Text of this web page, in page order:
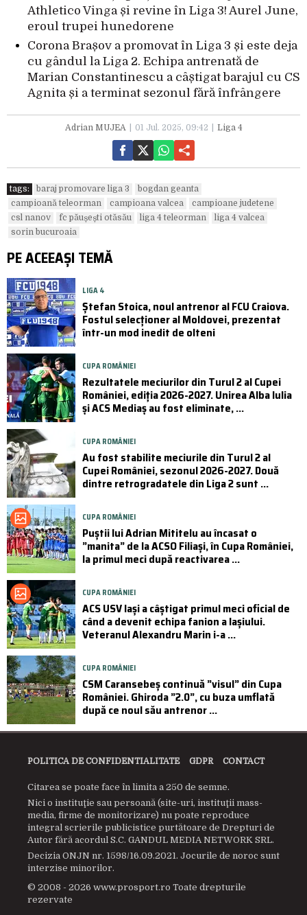
Athletico Vinga și revine în Liga 3! Aurel June,
eroul trupei hunedorene
Corona Brașov a promovat în Liga 3 și este deja
cu gândul la Liga 2. Echipa antrenată de
Marian Constantinescu a câștigat barajul cu CS
Agnita și a terminat sezonul fără înfrângere
Adrian MUJEA 01 Jul. 2025, 09:42 Liga 4
tags: baraj promovare liga 3
bogdan geanta
campioană teleorman
campioana valcea
campioane judetene
csl nanov
fc păușești otăsău liga 4 teleorman
liga 4 valcea
sorin bucuroaia
PE ACEEAȘI TEMĂ
LIGA 4
Ștefan Stoica, noul antrenor al FCU Craiova.
Fostul selecționer al Moldovei, prezentat
într-un mod inedit de olteni
CUPA ROMÂNIEI
Rezultatele meciurilor din Turul 2 al Cupei
României, ediția 2026-2027. Unirea Alba Iulia
și ACS Mediaș au fost eliminate, ...
CUPA ROMÂNIEI
Au fost stabilite meciurile din Turul 2 al
Cupei României, sezonul 2026-2027. Două
dintre retrogradatele din Liga 2 sunt ...
CUPA ROMÂNIEI
Puştii lui Adrian Mititelu au încasat o
”manita” de la ACSO Filiaşi, în Cupa României,
la primul meci după reactivarea ...
CUPA ROMÂNIEI
ACS USV Iași a câștigat primul meci oficial de
când a devenit echipa fanion a Iașiului.
Veteranul Alexandru Marin i-a ...
CUPA ROMÂNIEI
CSM Caransebeș continuă ”visul” din Cupa
României. Ghiroda ”2.0”, cu buza umflată
după ce noul său antrenor ...
POLITICA DE CONFIDENTIALITATE GDPR CONTACT
Citarea se poate face în limita a 250 de semne.
Nici o instituţie sau persoană (site-uri, instituţii mass-
media, firme de monitorizare) nu poate reproduce
integral scrierile publicistice purtătoare de Drepturi de
Autor fără acordul S.C. GANDUL MEDIA NETWORK SRL.
Decizia ONJN nr. 1598/16.09.2021. Jocurile de noroc sunt
interzise minorilor.
© 2008 - 2026 www.prosport.ro Toate drepturile
rezervate